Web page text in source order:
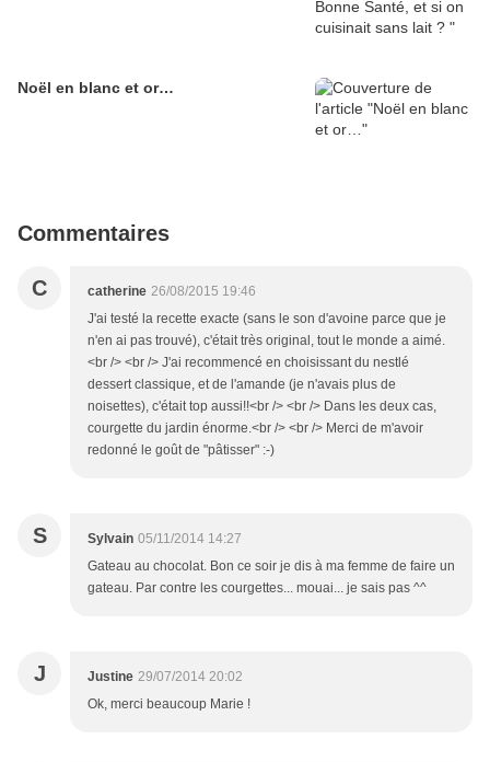
Noël en blanc et or…
Commentaires
C catherine 26/08/2015 19:46
J'ai testé la recette exacte (sans le son d'avoine parce que je
n'en ai pas trouvé), c'était très original, tout le monde a aimé.
<br /> <br /> J'ai recommencé en choisissant du nestlé
dessert classique, et de l'amande (je n'avais plus de
noisettes), c'était top aussi!!<br /> <br /> Dans les deux cas,
courgette du jardin énorme.<br /> <br /> Merci de m'avoir
redonné le goût de "pâtisser" :-)
S Sylvain 05/11/2014 14:27
Gateau au chocolat. Bon ce soir je dis à ma femme de faire un
gateau. Par contre les courgettes... mouai... je sais pas ^^
J Justine 29/07/2014 20:02
Ok, merci beaucoup Marie !